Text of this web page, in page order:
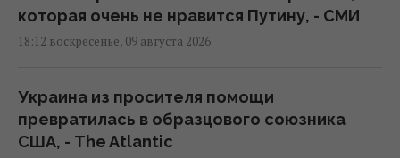
которая очень не нравится Путину, - СМИ
18:12 воскресенье, 09 августа 2026
Украина из просителя помощи
превратилась в образцового союзника
США, - The Atlantic